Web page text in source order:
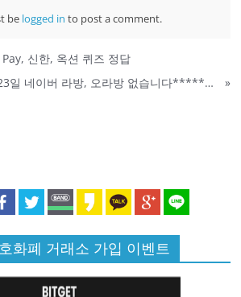
be logged in to post a comment.
신한, 옥션 퀴즈 정답
********23년 12월 23일 네이버 라방, 오라방 없습니다********
»
화폐 거래소 가입 이벤트